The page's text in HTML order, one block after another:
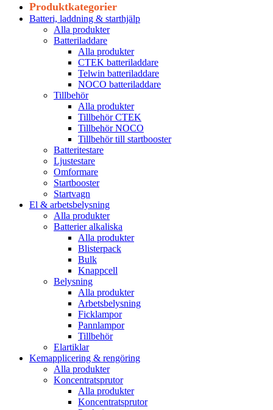
Produktkategorier
Batteri, laddning & starthjälp
Alla produkter
Batteriladdare
Alla produkter
CTEK batteriladdare
Telwin batteriladdare
NOCO batteriladdare
Tillbehör
Alla produkter
Tillbehör CTEK
Tillbehör NOCO
Tillbehör till startbooster
Batteritestare
Ljustestare
Omformare
Startbooster
Startvagn
El & arbetsbelysning
Alla produkter
Batterier alkaliska
Alla produkter
Blisterpack
Bulk
Knappcell
Belysning
Alla produkter
Arbetsbelysning
Ficklampor
Pannlampor
Tillbehör
Elartiklar
Kemapplicering & rengöring
Alla produkter
Koncentratsprutor
Alla produkter
Koncentratsprutor